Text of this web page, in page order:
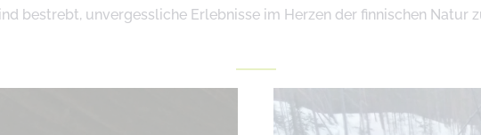
bestrebt, unvergessliche Erlebnisse im Herzen der finnischen Natur